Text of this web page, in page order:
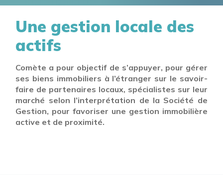
Une gestion locale des
actifs
Comète a pour objectif de s’appuyer, pour gérer
ses biens immobiliers à l’étranger sur le savoir-
faire de partenaires locaux, spécialistes sur leur
marché selon l’interprétation de la Société de
Gestion, pour favoriser une gestion immobilière
active et de proximité.